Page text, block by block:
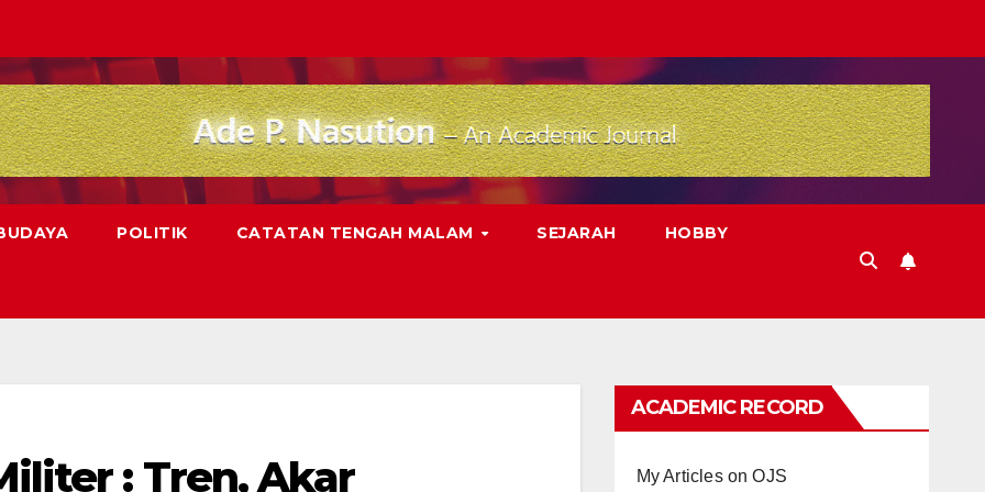
POLITIK CATATAN TENGAH MALAM SEJARAH HOBBY
: Tren, Akar
ACADEMIC RECORD
My Articles on OJS